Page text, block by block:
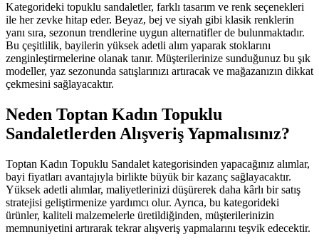
Kategorideki topuklu sandaletler, farklı tasarım ve renk seçenekleri
ile her zevke hitap eder. Beyaz, bej ve siyah gibi klasik renklerin
yanı sıra, sezonun trendlerine uygun alternatifler de bulunmaktadır.
Bu çeşitlilik, bayilerin yüksek adetli alım yaparak stoklarını
zenginleştirmelerine olanak tanır. Müşterilerinize sunduğunuz bu şık
modeller, yaz sezonunda satışlarınızı artıracak ve mağazanızın dikkat
çekmesini sağlayacaktır.
Neden Toptan Kadın Topuklu
Sandaletlerden Alışveriş Yapmalısınız?
Toptan Kadın Topuklu Sandalet kategorisinden yapacağınız alımlar,
bayi fiyatları avantajıyla birlikte büyük bir kazanç sağlayacaktır.
Yüksek adetli alımlar, maliyetlerinizi düşürerek daha kârlı bir satış
stratejisi geliştirmenize yardımcı olur. Ayrıca, bu kategorideki
ürünler, kaliteli malzemelerle üretildiğinden, müşterilerinizin
memnuniyetini artırarak tekrar alışveriş yapmalarını teşvik edecektir.